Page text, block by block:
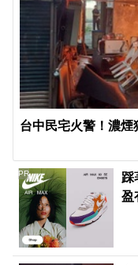
台中民宅火警！濃
踩
盈
PR